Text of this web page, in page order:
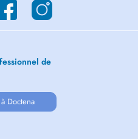
de
Doctena